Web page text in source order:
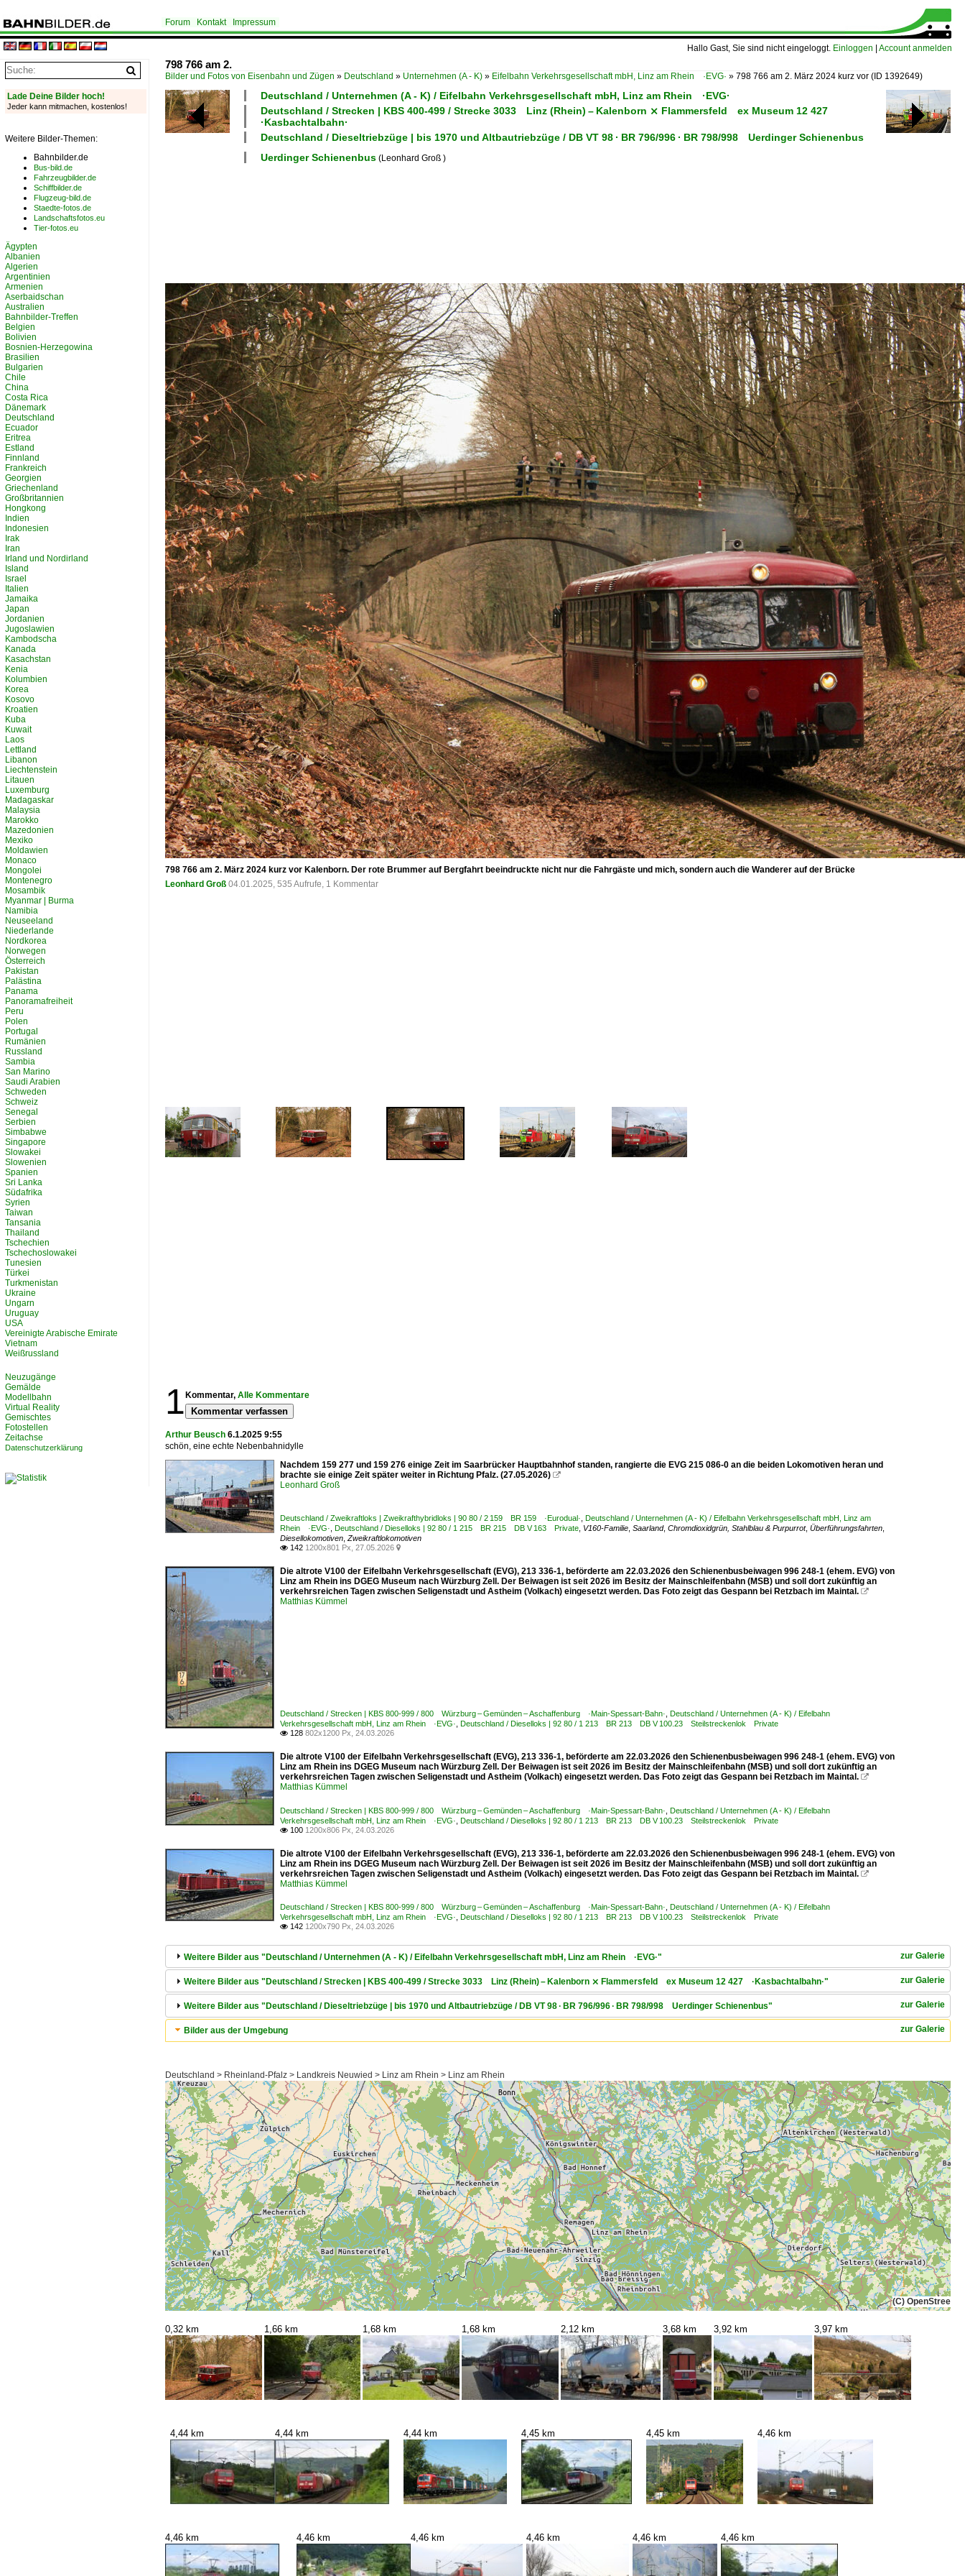
Hallo Gast, Sie sind nicht eingeloggt. Einloggen Account anmelden
Forum Kontakt Impressum
798 766 am 2.
Bilder und Fotos von Eisenbahn und Zügen » Deutschland » Unternehmen (A - K) » Eifelbahn Verkehrsgesellschaft mbH, Linz am Rhein ·EVG· » 798 766 am 2. März 2024 kurz vor (ID 1392649)
Deutschland / Unternehmen (A - K) / Eifelbahn Verkehrsgesellschaft mbH, Linz am Rhein ·EVG·
Deutschland / Strecken | KBS 400-499 / Strecke 3033 Linz (Rhein) – Kalenborn ⨯ Flammersfeld ex Museum 12 427
·Kasbachtalbahn·
Deutschland / Dieseltriebzüge | bis 1970 und Altbautriebzüge / DB VT 98 · BR 796/996 · BR 798/998 Uerdinger Schienenbus
Uerdinger Schienenbus (Leonhard Groß )
798 766 am 2. März 2024 kurz vor Kalenborn. Der rote Brummer auf Bergfahrt beeindruckte nicht nur die Fahrgäste und mich, sondern auch die Wanderer auf der Brücke
Leonhard Groß 04.01.2025, 535 Aufrufe, 1 Kommentar
1 Kommentar, Alle Kommentare
Kommentar verfassen
Arthur Beusch 6.1.2025 9:55
schön, eine echte Nebenbahnidylle
Nachdem 159 277 und 159 276 einige Zeit im Saarbrücker Hauptbahnhof standen, rangierte die EVG 215 086-0 an die beiden Lokomotiven heran und
brachte sie einige Zeit später weiter in Richtung Pfalz. (27.05.2026) 
Leonhard Groß
Deutschland / Zweikraftloks | Zweikrafthybridloks | 90 80 / 2 159 BR 159 ·Eurodual· Deutschland / Unternehmen (A - K) / Eifelbahn Verkehrsgesellschaft mbH, Linz am
Rhein ·EVG· Deutschland / Dieselloks | 92 80 / 1 215 BR 215 DB V 163 Private V160-Familie Saarland, Chromdioxidgrün, Stahlblau & Purpurrot, Überführungsfahrten
Diesellokomotiven Zweikraftlokomotiven
 142 1200x801 Px, 27.05.2026 
Die altrote V100 der Eifelbahn Verkehrsgesellschaft (EVG), 213 336-1, beförderte am 22.03.2026 den Schienenbusbeiwagen 996 248-1 (ehem. EVG) von
Linz am Rhein ins DGEG Museum nach Würzburg Zell. Der Beiwagen ist seit 2026 im Besitz der Mainschleifenbahn (MSB) und soll dort zukünftig an
verkehrsreichen Tagen zwischen Seligenstadt und Astheim (Volkach) eingesetzt werden. Das Foto zeigt das Gespann bei Retzbach im Maintal. 
Matthias Kümmel
Deutschland / Strecken | KBS 800-999 / 800 Würzburg – Gemünden – Aschaffenburg ·Main-Spessart-Bahn· Deutschland / Unternehmen (A - K) / Eifelbahn
Verkehrsgesellschaft mbH, Linz am Rhein ·EVG· Deutschland / Dieselloks | 92 80 / 1 213 BR 213 DB V 100.23 Steilstreckenlok Private
 128 802x1200 Px, 24.03.2026
Die altrote V100 der Eifelbahn Verkehrsgesellschaft (EVG), 213 336-1, beförderte am 22.03.2026 den Schienenbusbeiwagen 996 248-1 (ehem. EVG) von
Linz am Rhein ins DGEG Museum nach Würzburg Zell. Der Beiwagen ist seit 2026 im Besitz der Mainschleifenbahn (MSB) und soll dort zukünftig an
verkehrsreichen Tagen zwischen Seligenstadt und Astheim (Volkach) eingesetzt werden. Das Foto zeigt das Gespann bei Retzbach im Maintal. 
Matthias Kümmel
Deutschland / Strecken | KBS 800-999 / 800 Würzburg – Gemünden – Aschaffenburg ·Main-Spessart-Bahn· Deutschland / Unternehmen (A - K) / Eifelbahn
Verkehrsgesellschaft mbH, Linz am Rhein ·EVG· Deutschland / Dieselloks | 92 80 / 1 213 BR 213 DB V 100.23 Steilstreckenlok Private
 100 1200x806 Px, 24.03.2026
Die altrote V100 der Eifelbahn Verkehrsgesellschaft (EVG), 213 336-1, beförderte am 22.03.2026 den Schienenbusbeiwagen 996 248-1 (ehem. EVG) von
Linz am Rhein ins DGEG Museum nach Würzburg Zell. Der Beiwagen ist seit 2026 im Besitz der Mainschleifenbahn (MSB) und soll dort zukünftig an
verkehrsreichen Tagen zwischen Seligenstadt und Astheim (Volkach) eingesetzt werden. Das Foto zeigt das Gespann bei Retzbach im Maintal. 
Matthias Kümmel
Deutschland / Strecken | KBS 800-999 / 800 Würzburg – Gemünden – Aschaffenburg ·Main-Spessart-Bahn· Deutschland / Unternehmen (A - K) / Eifelbahn
Verkehrsgesellschaft mbH, Linz am Rhein ·EVG· Deutschland / Dieselloks | 92 80 / 1 213 BR 213 DB V 100.23 Steilstreckenlok Private
 142 1200x790 Px, 24.03.2026
zur Galerie
Weitere Bilder aus "Deutschland / Unternehmen (A - K) / Eifelbahn Verkehrsgesellschaft mbH, Linz am Rhein ·EVG·"
zur Galerie
Weitere Bilder aus "Deutschland / Strecken | KBS 400-499 / Strecke 3033 Linz (Rhein) – Kalenborn ⨯ Flammersfeld ex Museum 12 427 ·Kasbachtalbahn·"
zur Galerie
Weitere Bilder aus "Deutschland / Dieseltriebzüge | bis 1970 und Altbautriebzüge / DB VT 98 · BR 796/996 · BR 798/998 Uerdinger Schienenbus"
zur Galerie
Bilder aus der Umgebung
Deutschland > Rheinland-Pfalz > Landkreis Neuwied > Linz am Rhein > Linz am Rhein
(C)
0,32 km 1,66 km 1,68 km 1,68 km 2,12 km 3,68 km 3,92 km 3,97 km
4,44 km 4,44 km 4,44 km 4,45 km 4,45 km 4,46 km
4,46 km 4,46 km 4,46 km 4,46 km 4,46 km 4,46 km
Lade Deine Bilder hoch!
Jeder kann mitmachen, kostenlos!
Weitere Bilder-Themen:
Bahnbilder.de
Bus-bild.de
Fahrzeugbilder.de
Schiffbilder.de
Flugzeug-bild.de
Staedte-fotos.de
Landschaftsfotos.eu
Tier-fotos.eu
Ägypten
Albanien
Algerien
Argentinien
Armenien
Aserbaidschan
Australien
Bahnbilder-Treffen
Belgien
Bolivien
Bosnien-Herzegowina
Brasilien
Bulgarien
Chile
China
Costa Rica
Dänemark
Deutschland
Ecuador
Eritrea
Estland
Finnland
Frankreich
Georgien
Griechenland
Großbritannien
Hongkong
Indien
Indonesien
Irak
Iran
Irland und Nordirland
Island
Israel
Italien
Jamaika
Japan
Jordanien
Jugoslawien
Kambodscha
Kanada
Kasachstan
Kenia
Kolumbien
Korea
Kosovo
Kroatien
Kuba
Kuwait
Laos
Lettland
Libanon
Liechtenstein
Litauen
Luxemburg
Madagaskar
Malaysia
Marokko
Mazedonien
Mexiko
Moldawien
Monaco
Mongolei
Montenegro
Mosambik
Myanmar | Burma
Namibia
Neuseeland
Niederlande
Nordkorea
Norwegen
Österreich
Pakistan
Palästina
Panama
Panoramafreiheit
Peru
Polen
Portugal
Rumänien
Russland
Sambia
San Marino
Saudi Arabien
Schweden
Schweiz
Senegal
Serbien
Simbabwe
Singapore
Slowakei
Slowenien
Spanien
Sri Lanka
Südafrika
Syrien
Taiwan
Tansania
Thailand
Tschechien
Tschechoslowakei
Tunesien
Türkei
Turkmenistan
Ukraine
Ungarn
Uruguay
USA
Vereinigte Arabische Emirate
Vietnam
Weißrussland
Neuzugänge
Gemälde
Modellbahn
Virtual Reality
Gemischtes
Fotostellen
Zeitachse
Datenschutzerklärung